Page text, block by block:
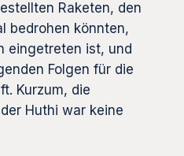
Raketen, den
bedrohen könnten,
eingetreten ist, und
Folgen für die
Kurzum, die
Huthi war keine